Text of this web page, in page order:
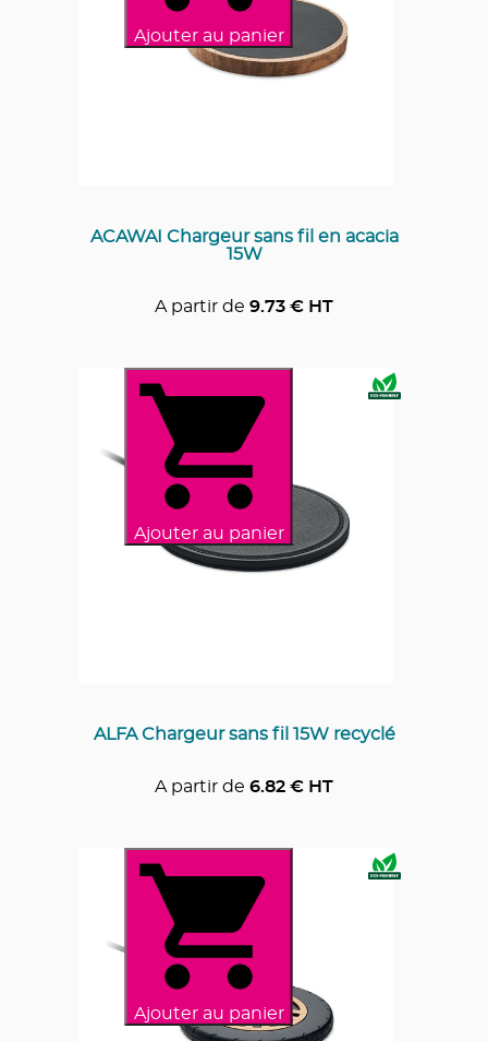
Ajouter au panier
ACAWAI Chargeur sans fil en acacia
15W
A partir de 9.73 € HT
Ajouter au panier
ALFA Chargeur sans fil 15W recyclé
A partir de 6.82 € HT
Ajouter au panier